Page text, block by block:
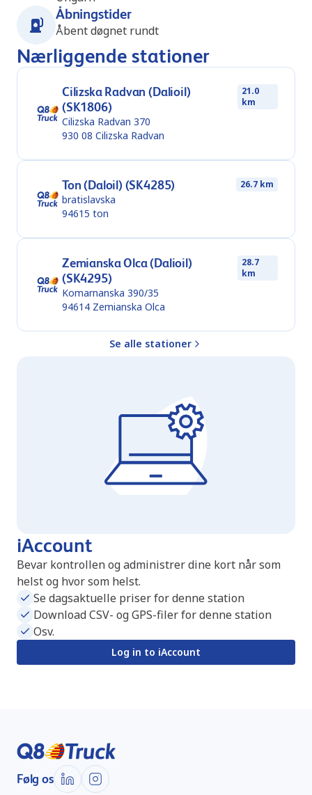
Åbningstider
Åbent døgnet rundt
Nærliggende stationer
Cilizska Radvan (Dalioil)
(SK1806)
21.0
km
Cilizska Radvan 370
930 08 Cilizska Radvan
Ton (Daloil) (SK4285) 26.7 km
bratislavska
94615 ton
Zemianska Olca (Dalioil)
(SK4295)
28.7
km
Komarnanska 390/35
94614 Zemianska Olca
Se alle stationer
iAccount
Bevar kontrollen og administrer dine kort når som
helst og hvor som helst.
Se dagsaktuelle priser for denne station
Download CSV- og GPS-filer for denne station
Osv.
Log in to iAccount
Følg os